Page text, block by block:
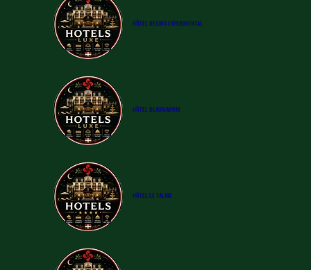
​HÔTELREGINA EXPERIMENTAL
​HÔTEL BEAUMANOIR
​HÔTELLE TALAIA